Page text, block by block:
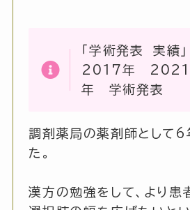
「学術発表 実績
2017年
年 学術発表
調剤薬局の薬剤師として6
た。
漢方の勉強をして、より患